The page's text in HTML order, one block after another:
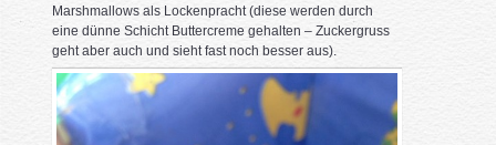
Marshmallows als Lockenpracht (diese werden durch
eine dünne Schicht Buttercreme gehalten – Zuckergruss
geht aber auch und sieht fast noch besser aus).